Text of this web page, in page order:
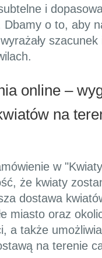
i
Dbamy o to, aby
online –
na
w
że kwiaty
dostawa
miasto oraz
a także
na terenie